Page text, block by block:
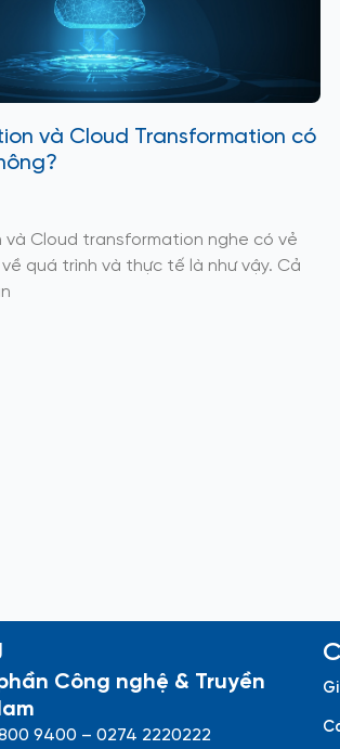
và Cloud Transformation có
và Cloud transformation nghe có vẻ
quá trình và thực tế là như vậy. Cả
Công nghệ & Truyền
9400 – 0274 2220222